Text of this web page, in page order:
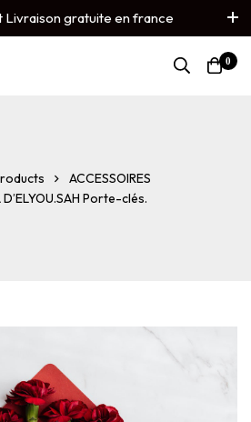
Livraison gratuite en france
0
ACCESSOIRES
D’ELYOU.SAH Porte-clés.